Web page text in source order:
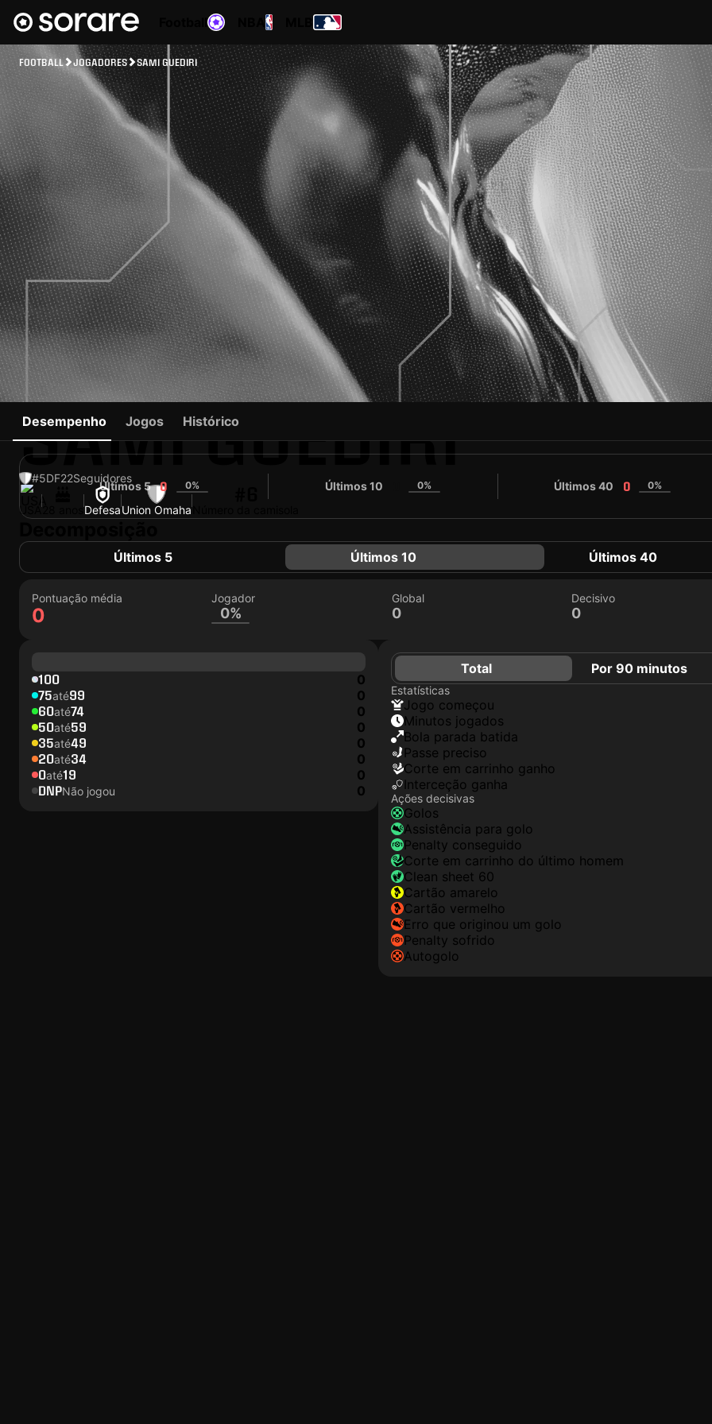
FOOTBALL JOGADORES SAMI GUEDIRI
SAMI GUEDIRI
#5DF22Seguidores
USA DefesaUnion Omaha
Desempenho Jogos Histórico
Últimos 5 0 0% Últimos 10 0% Últimos 40 0 0%
Últimos 5 Últimos 10 Últimos 40
Pontuação média
0
Jogador
0%
Global
0
Decisivo
0
100 0
75até99 0
60até74 0
50até59 0
35até49 0
20até34 0
0até19 0
DNPNão jogou 0
Total Por 90 minutos
Estatísticas
jogo começou
minutos jogados
Bola parada batida
passe preciso
corte em carrinho ganho
interceção ganha
Ações decisivas
golos
assistência para golo
penalty conseguido
corte em carrinho do último homem
clean sheet 60
cartão amarelo
cartão vermelho
erro que originou um golo
penalty sofrido
autogolo